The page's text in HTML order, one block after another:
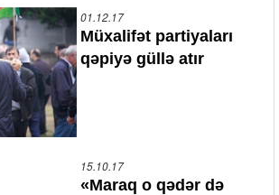
01.12.17
Müxalifət partiyaları
qəpiyə güllə atır
15.10.17
«Maraq o qədər də